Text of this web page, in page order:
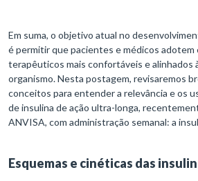
Em suma, o objetivo atual no
é permitir que pacientes e médicos adotem
terapêuticos mais confortáveis e alinhados
organismo. Nesta postagem, revisaremos
conceitos para entender a relevância e os
de insulina de ação ultra-longa,
ANVISA, com administração semanal: a
Esquemas e cinéticas das